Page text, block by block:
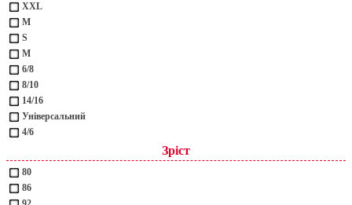
XXL
М
S
M
6/8
8/10
14/16
Універсальний
4/6
Зріст
80
86